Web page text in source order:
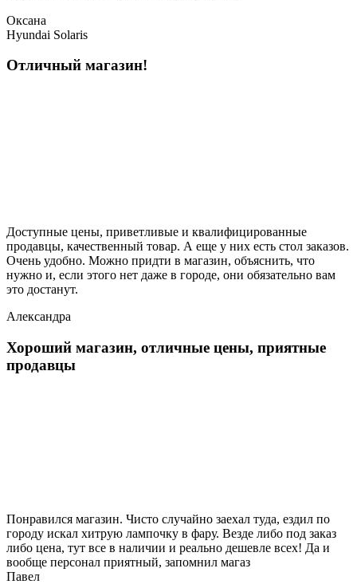
Оксана
Hyundai Solaris
Отличный магазин!
Доступные цены, приветливые и квалифицированные
продавцы, качественный товар. А еще у них есть стол заказов.
Очень удобно. Можно придти в магазин, объяснить, что
нужно и, если этого нет даже в городе, они обязательно вам
это достанут.
Александра
Хороший магазин, отличные цены, приятные
продавцы
Понравился магазин. Чисто случайно заехал туда, ездил по
городу искал хитрую лампочку в фару. Везде либо под заказ
либо цена, тут все в наличии и реально дешевле всех! Да и
вообще персонал приятный, запомнил магаз
Павел